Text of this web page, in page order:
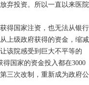
弃投资。所以一直以来医院
国家注资，也无法从银行
上级政府获得的资金，缩减
该院感受到巨大不平等的
得国家的资金投入都在3000
三次改制，重新成为政府公